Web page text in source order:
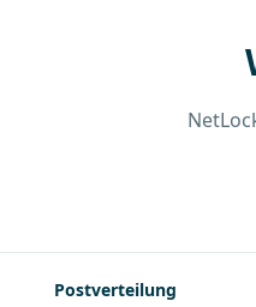
Postverteilung